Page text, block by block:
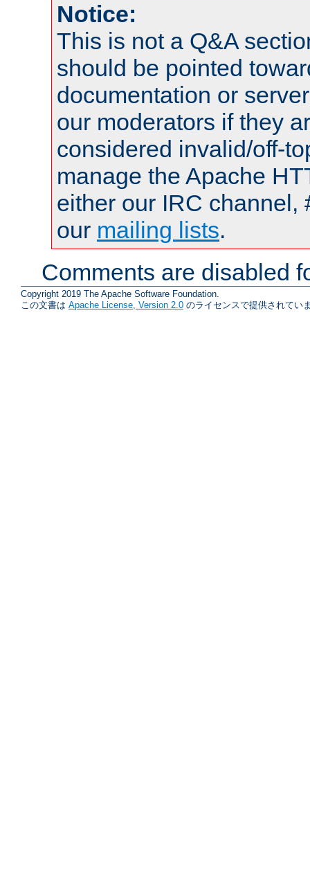
Notice:
This is not a Q&A
should be pointed
documentation or
our moderators if they
considered invalid/off-
manage the Apache
either our IRC channel,
our mailing lists.
Comments are disabled
Copyright 2019 The Apache Software Foundation.
この文書は Apache License, Version 2.0 のライセンスで提供されてい